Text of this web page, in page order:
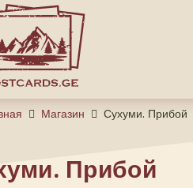
Магазин Сухуми. Прибой
Прибой